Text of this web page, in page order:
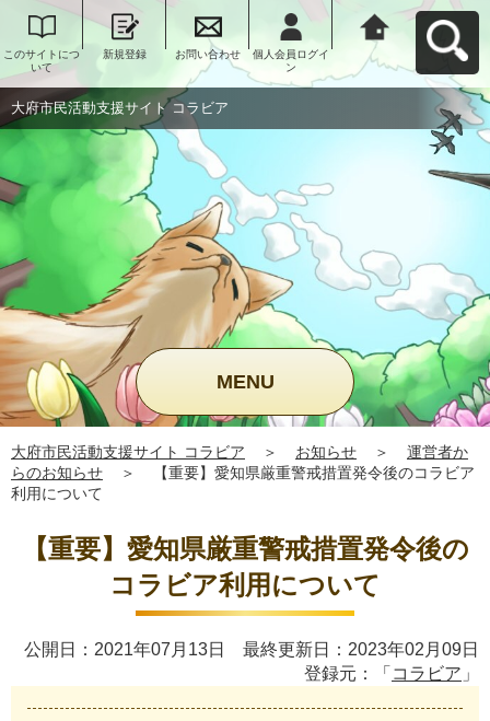
このサイトにつ
いて
新規登録 お問い合わせ
個人会員ログイ
ン
大府市民活動支
援サイト コラビ
アへ戻る
大府市民活動支援サイト コラビア
MENU
大府市民活動支援サイト コラビア ＞ お知らせ ＞
運営者か
らのお知らせ
＞
【重要】愛知県厳重警戒措置発令後のコラビア
利用について
【重要】愛知県厳重警戒措置発令後の
コラビア利用について
公開日：2021年07月13日 最終更新日：2023年02月09日
登録元：「 コラビア 」